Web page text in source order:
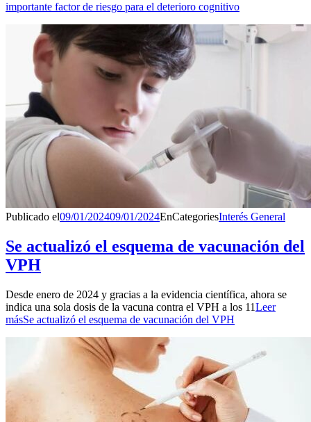
importante factor de riesgo para el deterioro cognitivo
Publicado el09/01/202409/01/2024EnCategoriesInterés General
Se actualizó el esquema de vacunación del
VPH
Desde enero de 2024 y gracias a la evidencia científica, ahora se
indica una sola dosis de la vacuna contra el VPH a los 11Leer
másSe actualizó el esquema de vacunación del VPH